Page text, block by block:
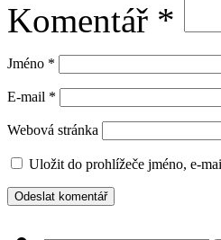
Komentář *
Jméno *
E-mail *
Webová stránka
Uložit do prohlížeče jméno, e-